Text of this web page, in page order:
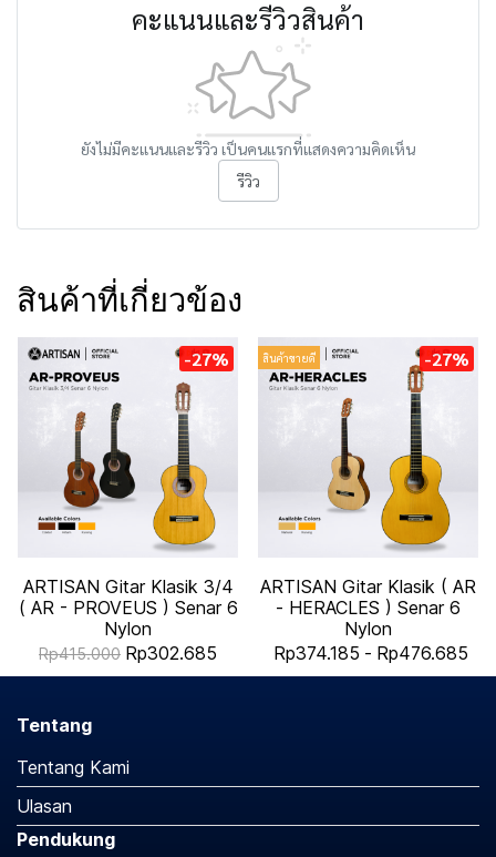
คะแนนและรีวิวสินค้า
ยังไม่มีคะแนนและรีวิว เป็นคนแรกที่แสดงความคิดเห็น
รีวิว
สินค้าที่เกี่ยวข้อง
-27%
ARTISAN Gitar Klasik 3/4
( AR - PROVEUS ) Senar 6
Nylon
Rp415.000 Rp302.685
สินค้าขายดี -27%
ARTISAN Gitar Klasik ( AR
- HERACLES ) Senar 6
Nylon
Rp374.185 - Rp476.685
Tentang
Tentang Kami
Ulasan
Pendukung